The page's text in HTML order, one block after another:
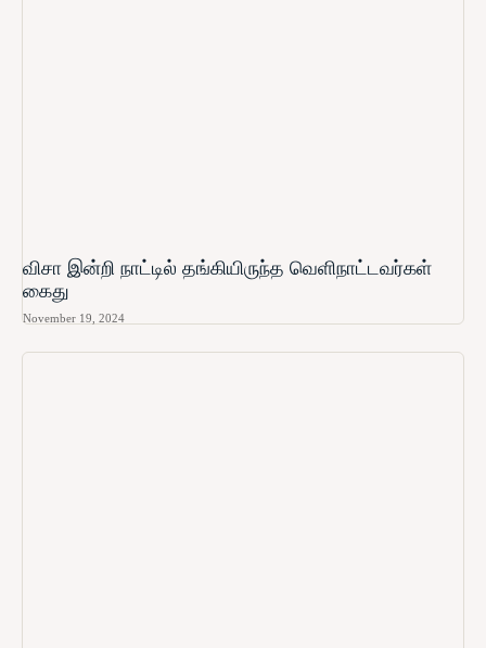
விசா இன்றி நாட்டில் தங்கியிருந்த வெளிநாட்டவர்கள்
கைது
November 19, 2024